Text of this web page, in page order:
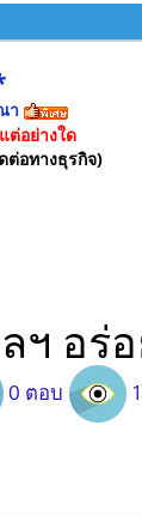
า
ต่อย่างใด
อทางธุรกิจ)
อร่
0 ตอบ